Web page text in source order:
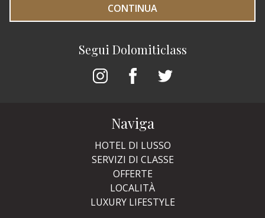
Segui Dolomiticlass
CONTINUA
Naviga
HOTEL DI LUSSO
SERVIZI DI CLASSE
OFFERTE
LOCALITÀ
LUXURY LIFESTYLE